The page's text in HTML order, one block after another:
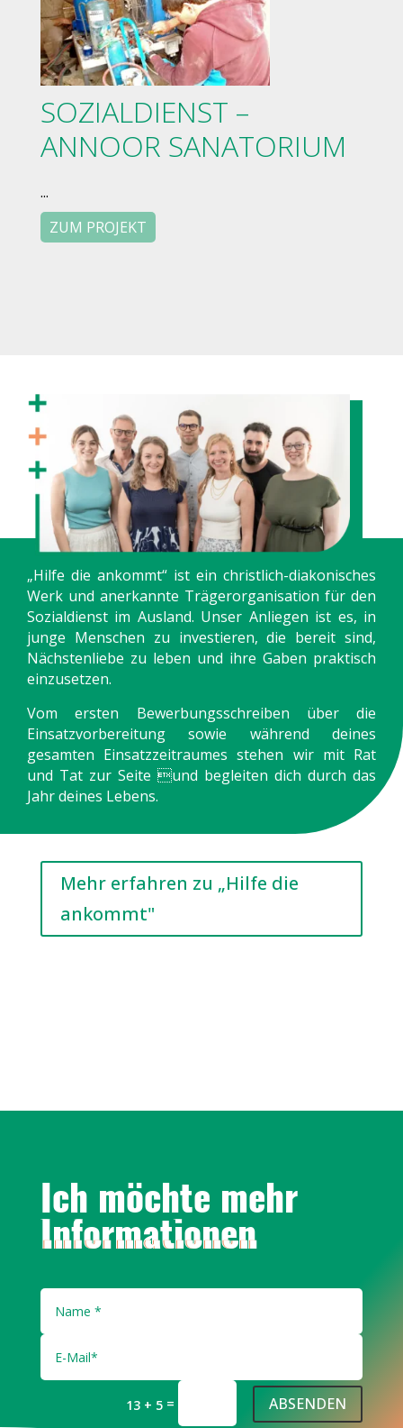
SOZIALDIENST –
ANNOOR SANATORIUM
...
ZUM PROJEKT
„Hilfe die ankommt“ ist ein christlich-diakonisches
Werk und anerkannte Trägerorganisation für den
Sozialdienst im Ausland. Unser Anliegen ist es, in
junge Menschen zu investieren, die bereit sind,
Nächstenliebe zu leben und ihre Gaben praktisch
einzusetzen.
Vom ersten Bewerbungsschreiben über die
Einsatzvorbereitung sowie während deines
gesamten Einsatzzeitraumes stehen wir mit Rat
und Tat zur Seite und begleiten dich durch das
Jahr deines Lebens.
Mehr erfahren zu „Hilfe die
ankommt"
Ich möchte mehr
Informationen
13 + 5 = ABSENDEN